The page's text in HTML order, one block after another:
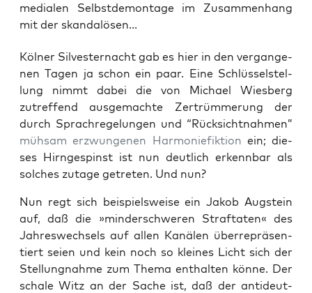
medialen Selbstdemontage im Zusammenhang
mit der skandalösen...
Köl­ner Sil­ves­ter­nacht gab es hier in den ver­gan­ge­
nen Tagen ja schon ein paar. Eine Schlüs­sel­stel­
lung nimmt dabei die von Micha­el Wies­berg
zutref­fend aus­ge­mach­te Zer­trüm­me­rung der
durch Sprach­re­ge­lun­gen und “Rück­sicht­nah­men”
müh­sam erzwun­ge­nen Har­mo­nie­fik­ti­on ein; die­
ses Hirn­ge­spinst ist nun deut­lich erkenn­bar als
sol­ches zuta­ge getre­ten. Und nun?
Nun regt sich bei­spiels­wei­se ein Jakob Aug­stein
auf, daß die »min­der­schwe­ren Straf­ta­ten« des
Jah­res­wech­sels auf allen Kanä­len über­re­prä­sen­
tiert sei­en und kein noch so klei­nes Licht sich der
Stel­lung­nah­me zum The­ma ent­hal­ten kön­ne. Der
scha­le Witz an der Sache ist, daß der anti­deut­